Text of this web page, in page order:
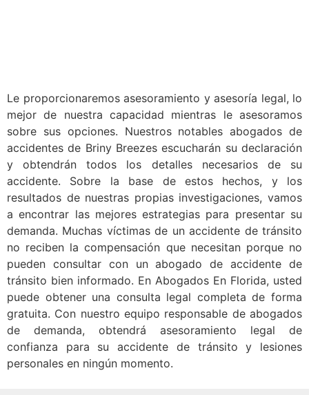
Le proporcionaremos asesoramiento y asesoría legal, lo
mejor de nuestra capacidad mientras le asesoramos
sobre sus opciones. Nuestros notables abogados de
accidentes de Briny Breezes escucharán su declaración
y obtendrán todos los detalles necesarios de su
accidente. Sobre la base de estos hechos, y los
resultados de nuestras propias investigaciones, vamos
a encontrar las mejores estrategias para presentar su
demanda. Muchas víctimas de un accidente de tránsito
no reciben la compensación que necesitan porque no
pueden consultar con un abogado de accidente de
tránsito bien informado. En Abogados En Florida, usted
puede obtener una consulta legal completa de forma
gratuita. Con nuestro equipo responsable de abogados
de demanda, obtendrá asesoramiento legal de
confianza para su accidente de tránsito y lesiones
personales en ningún momento.